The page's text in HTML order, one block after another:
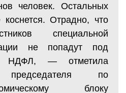
человек. Остальных
Отрадно, что
специальной
не попадут под
НДФЛ, — отметила
председателя по
блоку